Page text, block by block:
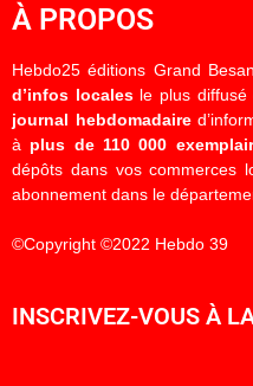
À PROPOS
Hebdo25 éditions Grand
d’infos localesle plus diffusé
journal hebdomadaire
à plus de 110 000
dépôts dans vos commerces
abonnement dans le
©Copyright ©2022 Hebdo 39
INSCRIVEZ-VOUS À